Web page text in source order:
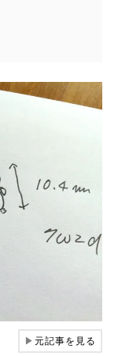
▶元記事を見る